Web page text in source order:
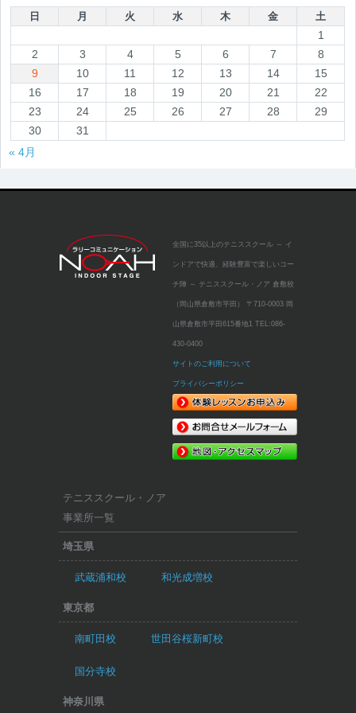
日 月 火 水 木 金 土
1
2
3 4 5 6 7
8
9
10 11 12 13 14
15
16
17 18 19 20 21
22
23
24 25 26 27 28
29
30
31
« 4月
全国に35以上のテニススクール ～ イ
ンドアで快適、経験豊富で楽しいコー
チ陣 ～ テニススクール・ノア 倉敷校
（岡山県倉敷市平田） 〒710-0003 岡
山県倉敷市平田615番地1 TEL:086-
430-0400
サイトのご利用について
プライバシーポリシー
テニススクール・ノア
事業所一覧
埼玉県
武蔵浦和校 和光成増校
東京都
南町田校 世田谷桜新町校
国分寺校
神奈川県